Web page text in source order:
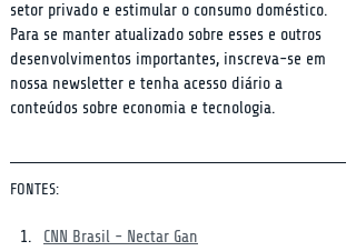
setor privado e estimular o consumo doméstico.
Para se manter atualizado sobre esses e outros
desenvolvimentos importantes, inscreva-se em
nossa newsletter e tenha acesso diário a
conteúdos sobre economia e tecnologia.
FONTES:
CNN Brasil - Nectar Gan